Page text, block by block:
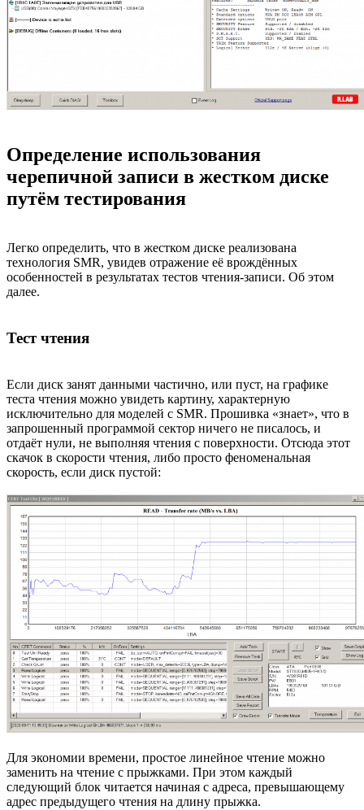
Определение использования
черепичной записи в жестком диске
путём тестирования
Легко определить, что в жестком диске реализована
технология SMR, увидев отражение её врождённых
особенностей в результатах тестов чтения-записи. Об этом
далее.
Тест чтения
Если диск занят данными частично, или пуст, на графике
теста чтения можно увидеть картину, характерную
исключительно для моделей с SMR. Прошивка «знает», что в
запрошенный программой сектор ничего не писалось, и
отдаёт нули, не выполняя чтения с поверхности. Отсюда этот
скачок в скорости чтения, либо просто феноменальная
скорость, если диск пустой:
Для экономии времени, простое линейное чтение можно
заменить на чтение с прыжками. При этом каждый
следующий блок читается начиная с адреса, превышающему
адрес предыдущего чтения на длину прыжка.